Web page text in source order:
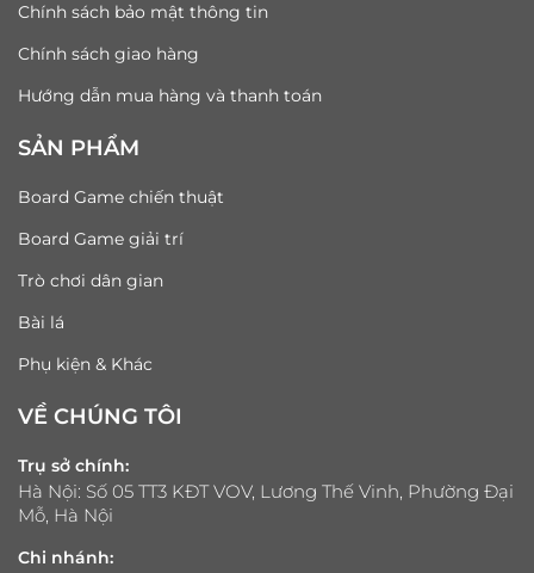
Chính sách bảo mật thông tin
Chính sách giao hàng
Hướng dẫn mua hàng và thanh toán
SẢN PHẨM
Board Game chiến thuật
Board Game giải trí
Trò chơi dân gian
Bài lá
Phụ kiện & Khác
VỀ CHÚNG TÔI
Trụ sở chính:
Hà Nội: Số 05 TT3 KĐT VOV, Lương Thế Vinh, Phường Đại
Mỗ, Hà Nội
Chi nhánh: